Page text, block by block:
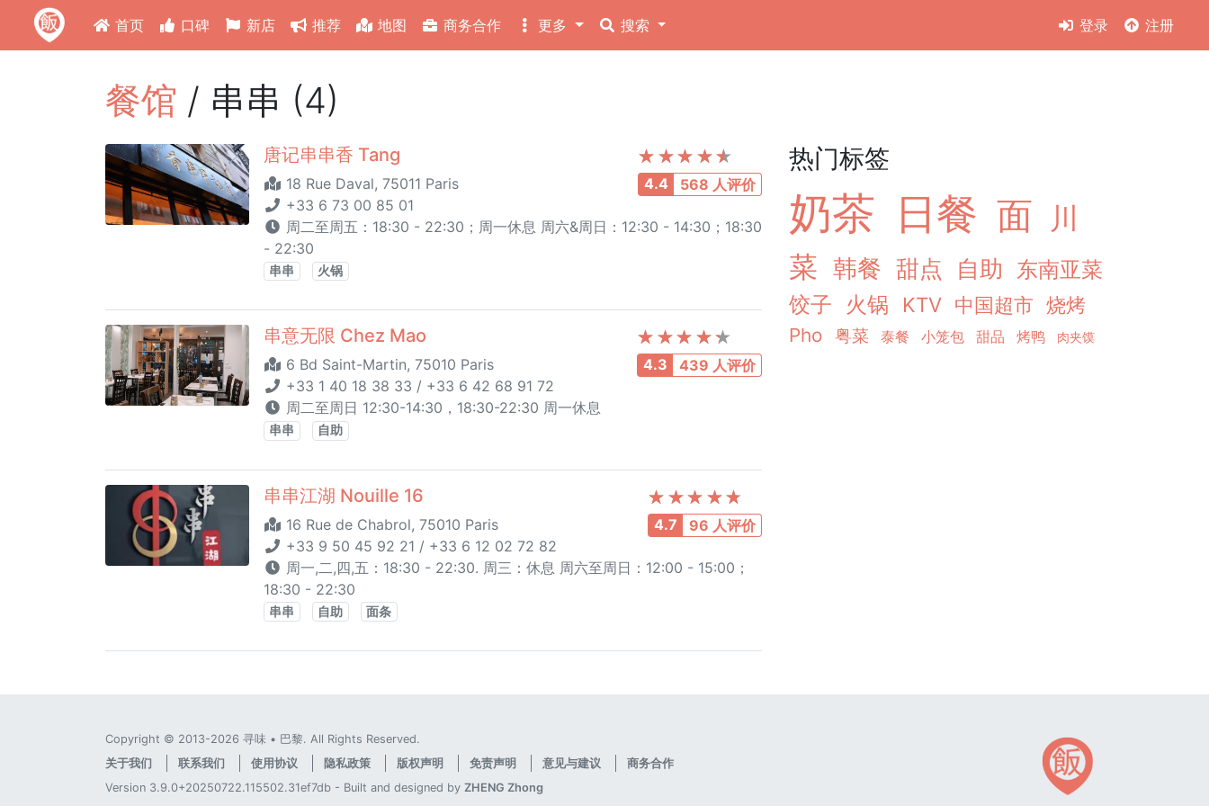
首页 口碑 新店 推荐 地图 商务合作 更多 搜索 登录 注册
餐馆 / 串串 (4)
4.4 568 人评价
唐记串串香 Tang
18 Rue Daval, 75011 Paris
+33 6 73 00 85 01
周二至周五：18:30 - 22:30；周一休息 周六&周日：12:30 - 14:30；18:30
- 22:30
串串 火锅
4.3 439 人评价
串意无限 Chez Mao
6 Bd Saint-Martin, 75010 Paris
+33 1 40 18 38 33 / +33 6 42 68 91 72
周二至周日 12:30-14:30，18:30-22:30 周一休息
串串 自助
4.7 96 人评价
串串江湖 Nouille 16
16 Rue de Chabrol, 75010 Paris
+33 9 50 45 92 21 / +33 6 12 02 72 82
周一,二,四,五：18:30 - 22:30. 周三：休息 周六至周日：12:00 - 15:00；
18:30 - 22:30
串串 自助 面条
热门标签
奶茶 日餐 面
川
菜 韩餐 甜点 自助
东南亚菜
饺子
火锅 KTV 中国超市 烧烤
Pho 粤菜 泰餐 小笼包 甜品 烤鸭 肉夹馍
Copyright © 2013-2026 寻味 • 巴黎. All Rights Reserved.
关于我们
联系我们 使用协议 隐私政策 版权声明 免责声明 意见与建议
商务合作
Version 3.9.0+20250722.115502.31ef7db - Built and designed by ZHENG Zhong